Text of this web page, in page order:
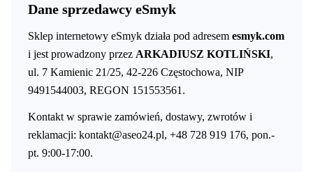
Dane sprzedawcy eSmyk
Sklep internetowy eSmyk działa pod adresem esmyk.com
i jest prowadzony przez ARKADIUSZ KOTLIŃSKI,
ul. 7 Kamienic 21/25, 42-226 Częstochowa, NIP
9491544003, REGON 151553561.
Kontakt w sprawie zamówień, dostawy, zwrotów i
reklamacji: kontakt@aseo24.pl, +48 728 919 176, pon.-
pt. 9:00-17:00.